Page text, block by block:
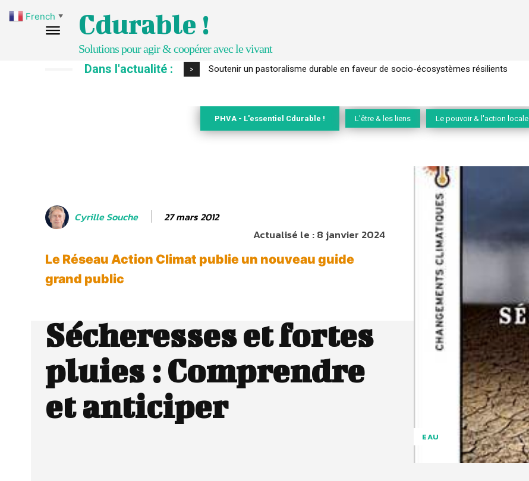
Cdurable !
Solutions pour agir & coopérer avec le vivant
Dans l'actualité : > S’inspirer de l’arbre pour un modèle économique régénératif du vivant …
PHVA - L'essentiel Cdurable ! L'être & les liens Le pouvoir & l'action locale
Cyrille Souche 27 mars 2012
Actualisé le :8 janvier 2024
Le Réseau Action Climat publie un nouveau guide
grand public
Sécheresses et fortes
pluies : Comprendre
et anticiper
EAU
French ▼